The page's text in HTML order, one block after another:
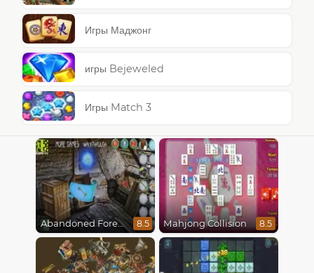
Игры Маджонг
игры Bejeweled
Игры Match 3
Abandoned Forest House 8.5 Mahjong Collision 8.5